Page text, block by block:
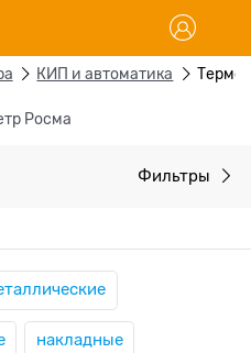
КИП и автоматика
Росма
Фильтры
накладные